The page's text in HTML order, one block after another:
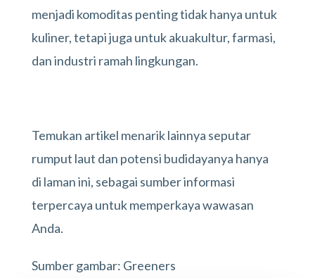
menjadi komoditas penting tidak hanya untuk
kuliner, tetapi juga untuk akuakultur, farmasi,
dan industri ramah lingkungan.
Temukan artikel menarik lainnya seputar
rumput laut dan potensi budidayanya hanya
di laman ini, sebagai sumber informasi
terpercaya untuk memperkaya wawasan
Anda.
Sumber gambar: Greeners